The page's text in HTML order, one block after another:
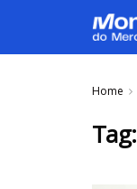
Home
Tag: